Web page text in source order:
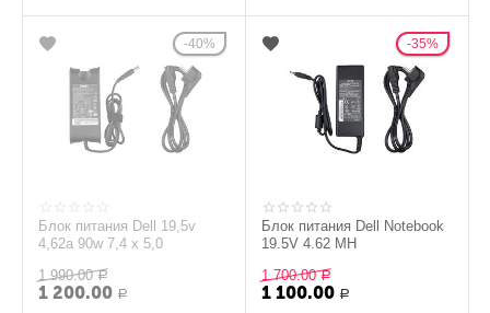
40%
Блок питания Dell 19,5v
4,62a 90w 7,4 x 5,0
1 990.00 Р
1 200.00 Р
35%
Блок питания Dell Notebook
19.5V 4.62 MH
1 700.00 Р
1 100.00 Р